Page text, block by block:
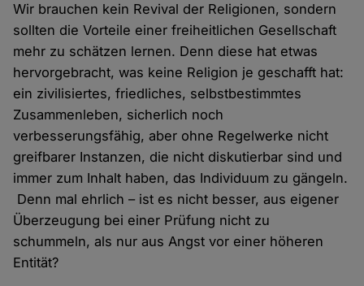
Wir brauchen kein Revival der Religionen, sondern
sollten die Vorteile einer freiheitlichen Gesellschaft
mehr zu schätzen lernen. Denn diese hat etwas
hervorgebracht, was keine Religion je geschafft hat:
ein zivilisiertes, friedliches, selbstbestimmtes
Zusammenleben, sicherlich noch
verbesserungsfähig, aber ohne Regelwerke nicht
greifbarer Instanzen, die nicht diskutierbar sind und
immer zum Inhalt haben, das Individuum zu gängeln.
Denn mal ehrlich – ist es nicht besser, aus eigener
Überzeugung bei einer Prüfung nicht zu
schummeln, als nur aus Angst vor einer höheren
Entität?